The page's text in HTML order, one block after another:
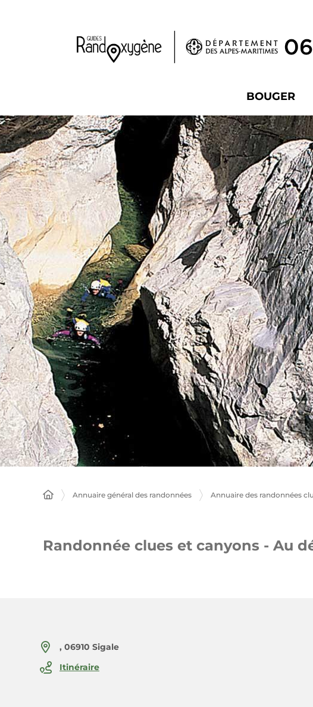
BOUGER
Annuaire général des randonnées Annuaire des randonnées
Randonnée clues et canyons - Au
, 06910 Sigale
Itinéraire